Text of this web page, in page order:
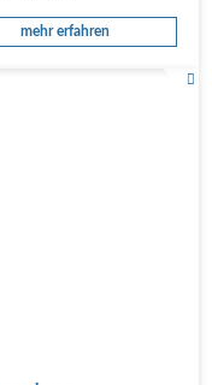
mehr erfahren